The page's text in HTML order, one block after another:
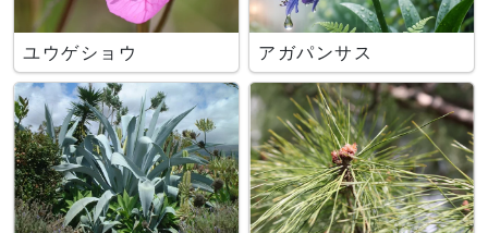
ユウゲショウ アガパンサス